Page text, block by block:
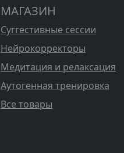
МАГАЗИН
Суггестивные сессии
Нейрокорректоры
Медитация и релаксация
Аутогенная тренировка
Все товары